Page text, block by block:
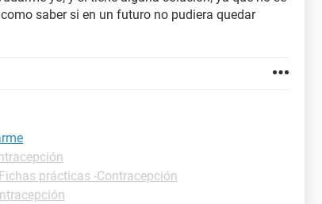
saber si en un futuro no pudiera quedar
prácticas -Contracepción